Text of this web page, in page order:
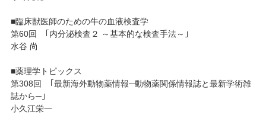
■臨床獣医師のための牛の血液検査学
第60回 ｢内分泌検査２ ～基本的な検査手法～｣
水谷 尚
■薬理学トピックス
第308回 ｢最新海外動物薬情報─動物薬関係情報誌と最新学術雑
誌から─｣
小久江栄一